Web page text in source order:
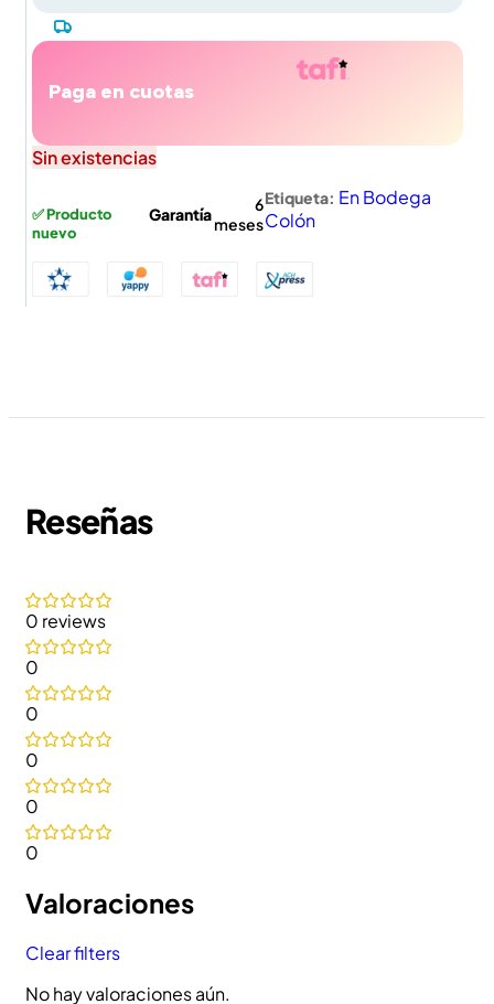
Paga en cuotas
Sin existencias
✅ Producto
nuevo
Garantía
6
meses
Etiqueta: En Bodega
Colón
Reseñas
0 reviews
0
0
0
0
0
Valoraciones
Clear filters
No hay valoraciones aún.